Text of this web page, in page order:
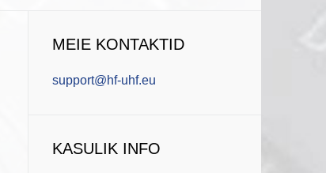
MEIE KONTAKTID
support@hf-uhf.eu
KASULIK INFO